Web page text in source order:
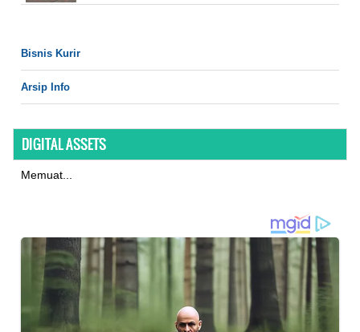
Bisnis Kurir
Arsip Info
DIGITAL ASSETS
Memuat...